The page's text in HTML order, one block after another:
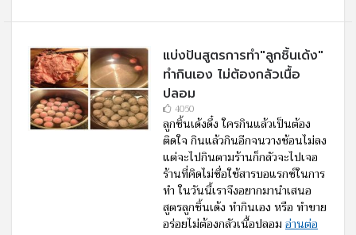
แบ่งปันสูตรการทำ"ลูกชิ้นเด้ง"
ทำกินเอง ไม่ต้องกลัวเนื้อ
ปลอม
4050
ลูกชิ้นเด้งดึ๋ง ใครกินแล้วเป็นต้อง
ติดใจ กินแล้วกินอีกจนวางช้อนไม่ลง
แต่จะไปกินตามร้านก็กลัวจะไปเจอ
ร้านที่คิดไม่ซื่อใช้สารบอแรกซ์ในการ
ทำ ในวันนี้เราจึงอยากมานำเสนอ
สูตรลูกชิ้นเด้ง ทำกินเอง หรือ ทำขาย
อร่อยไม่ต้องกลัวเนื้อปลอม อ่านต่อ